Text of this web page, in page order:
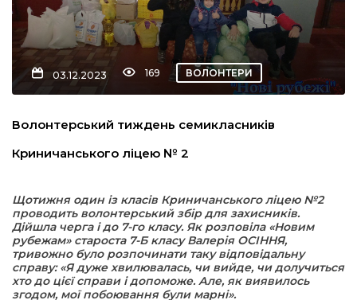
не буває
Відповідаємо
03.12.2023 169 ВОЛОНТЕРИ
Волонтерський тиждень семикласників
Криничанського ліцею № 2
Щотижня один із класів Криничанського ліцею №2
проводить волонтерський збір для захисників.
Дійшла черга і до 7-го класу. Як розповіла «Новим
рубежам» староста 7-Б класу Валерія ОСІННЯ,
тривожно було розпочинати таку відповідальну
справу: «Я дуже хвилювалась, чи вийде, чи долучиться
хто до цієї справи і допоможе. Але, як виявилось
згодом, мої побоювання були марні».